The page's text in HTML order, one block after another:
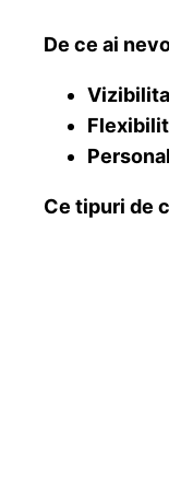
De ce ai
Ce tipuri de